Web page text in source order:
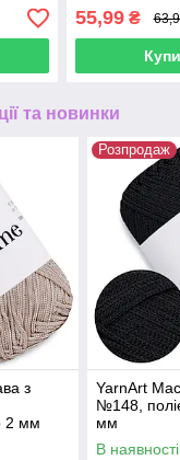
55,99₴
та новинки
з
2 мм
Розпродаж
YarnArt
№148,
мм
В наявності